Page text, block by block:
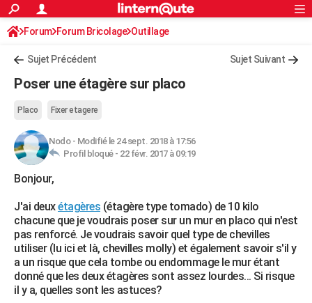
ACTUALITÉS
Politique
Société
Faits Divers
Education
Monde
Villes
+
AUTO
Essais
Réserver un essai
Citadines
Berlines
SUV
Forum auto
+HIGH-TECH
Mobiles
Meilleur smartphone
Internet
Ordinateurs
Jeux vidéo
Guide high-tech
+BRICOLAGE
Forum
Aménagement intérieur
Extérieur
Cuisine
Salle de bains
Jardinage
Rangement
WEEK-END
Guides de France
Escapades
Patrimoine
Expositions
Musées
Week-end nature
+LIFESTYLE
Art de vivre
Bien-être
Loisirs
Mode
Modes de vie
SANTE
Alimentation
Guide de la santé
Maladies
Médicaments
Sommeil
S'inscrire
Connexion
Forum Forum Bricolage Outillage
Sujet Précédent Sujet Suivant
Poser une étagère sur placo
Placo Fixer etagere
Nodo- Modifié le 24 sept. 2018 à 17:56
Profil bloqué - 22 févr. 2017 à 09:19
Bonjour,
J'ai deuxétagères (étagère type tomado) de 10 kilo
chacune que je voudrais poser sur un mur en placo qui n'est
pas renforcé. Je voudrais savoir quel type de chevilles
utiliser (lu ici et là, chevilles molly) et également savoir s'il y
a un risque que cela tombe ou endommage le mur étant
donné que les deux étagères sont assez lourdes... Si risque
il y a, quelles sont les astuces?